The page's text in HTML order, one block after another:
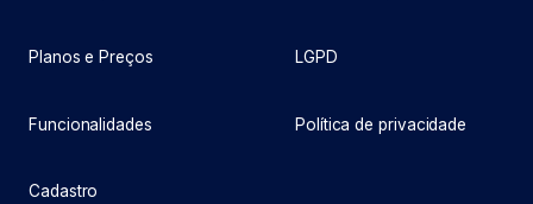
Planos e Preços
Funcionalidades
Cadastro
LGPD
Política de privacidade